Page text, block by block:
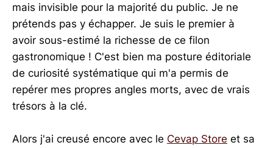
mais invisible pour la majorité du public. Je ne
prétends pas y échapper. Je suis le premier à
avoir sous-estimé la richesse de ce filon
gastronomique ! C'est bien ma posture éditoriale
de curiosité systématique qui m'a permis de
repérer mes propres angles morts, avec de vrais
trésors à la clé.
Alors j'ai creusé encore avec le Cevap Store et sa